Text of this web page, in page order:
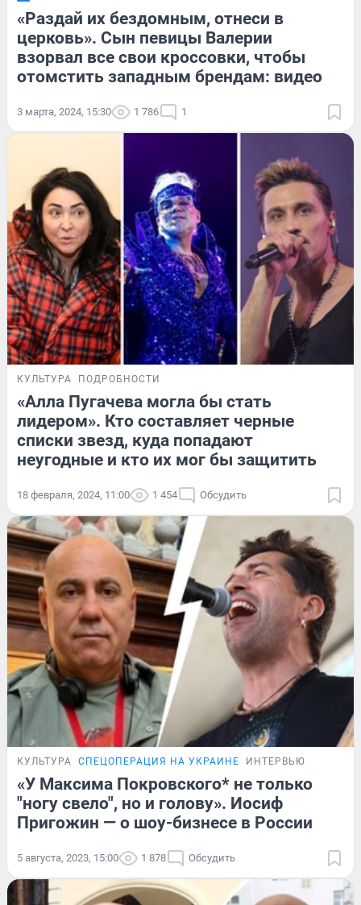
«Раздай их бездомным, отнеси в
церковь». Сын певицы Валерии
взорвал все свои кроссовки, чтобы
отомстить западным брендам: видео
3 марта, 2024, 15:30 1 786 1
КУЛЬТУРА ПОДРОБНОСТИ
«Алла Пугачева могла бы стать
лидером». Кто составляет черные
списки звезд, куда попадают
неугодные и кто их мог бы защитить
18 февраля, 2024, 11:00 1 454 Обсудить
КУЛЬТУРА СПЕЦОПЕРАЦИЯ НА УКРАИНЕ ИНТЕРВЬЮ
«У Максима Покровского* не только
"ногу свело", но и голову». Иосиф
Пригожин — о шоу-бизнесе в России
5 августа, 2023, 15:00 1 878 Обсудить